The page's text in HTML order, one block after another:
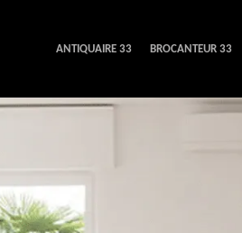
ANTIQUAIRE 33 BROCANTEUR 33